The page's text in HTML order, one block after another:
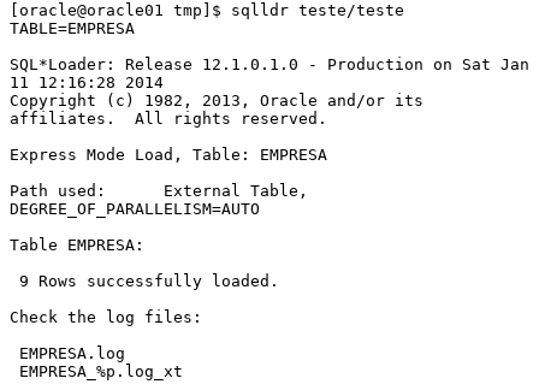
[oracle@oracle01 tmp]$ sqlldr teste/teste
TABLE=EMPRESA
SQL*Loader: Release 12.1.0.1.0 - Production on Sat Jan
11 12:16:28 2014
Copyright (c) 1982, 2013, Oracle and/or its
affiliates.  All rights reserved.
Express Mode Load, Table: EMPRESA
Path used:      External Table,
DEGREE_OF_PARALLELISM=AUTO
Table EMPRESA:
9 Rows successfully loaded.
Check the log files:
EMPRESA.log
EMPRESA_%p.log_xt